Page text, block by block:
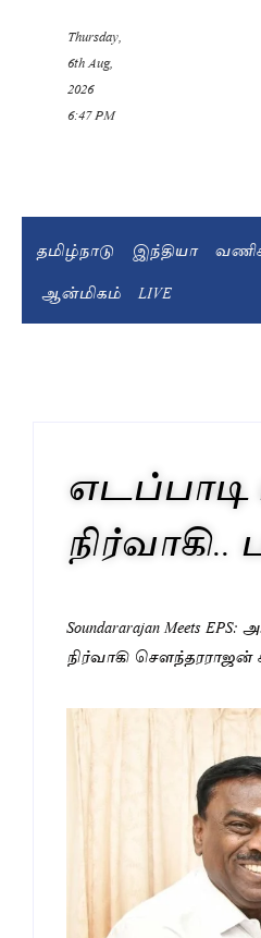
Thursday,
6th Aug,
2026
6:47 PM
தமிழ்நாடு இந்தியா
ஆன்மிகம்
LIVE
Soundararajan Meets
நிர்வாகி சௌந்தரராஜன்